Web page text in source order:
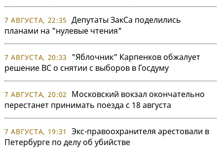
7 АВГУСТА, 22:35 Депутаты ЗакСа поделились
планами на "нулевые чтения"
7 АВГУСТА, 20:33
"Яблочник" Карпенков обжалует
решение ВС о снятии с выборов в Госдуму
7 АВГУСТА, 20:02
Московский вокзал окончательно
перестанет принимать поезда с 18 августа
7 АВГУСТА, 19:31
Экс-правоохранителя арестовали в
Петербурге по делу об убийстве